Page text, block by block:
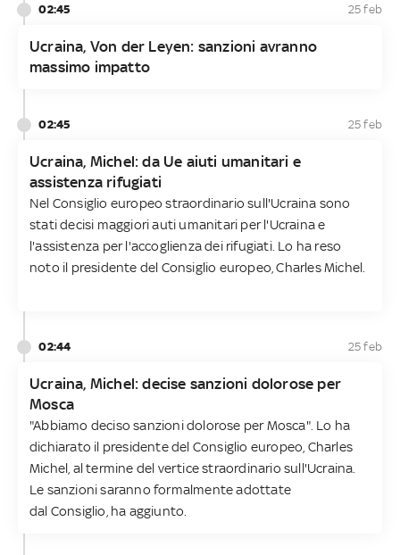
02:45 25 feb
Ucraina, Von der Leyen: sanzioni avranno
massimo impatto
02:45 25 feb
Ucraina, Michel: da Ue aiuti umanitari e
assistenza rifugiati
Nel Consiglio europeo straordinario sull'Ucraina sono
stati decisi maggiori auti umanitari per l'Ucraina e
l'assistenza per l'accoglienza dei rifugiati. Lo ha reso
noto il presidente del Consiglio europeo, Charles Michel.
02:44 25 feb
Ucraina, Michel: decise sanzioni dolorose per
Mosca
"Abbiamo deciso sanzioni dolorose per Mosca". Lo ha
dichiarato il presidente del Consiglio europeo, Charles
Michel, al termine del vertice straordinario sull'Ucraina.
Le sanzioni saranno formalmente adottate
dal Consiglio, ha aggiunto.